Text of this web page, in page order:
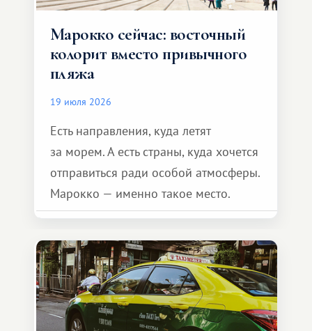
Марокко сейчас: восточный
колорит вместо привычного
пляжа
19 июля 2026
Есть направления, куда летят
за морем. А есть страны, куда хочется
отправиться ради особой атмосферы.
Марокко — именно такое место.